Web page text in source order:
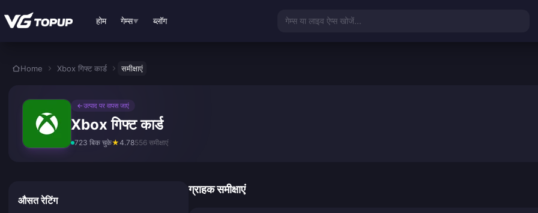
होम गेम्स▼ ब्लॉग गेम्स या लाइव ऐप्स खोजें...
Home Xbox गिफ्ट कार्ड समीक्षाएं
←उत्पाद पर वापस जाएं
Xbox गिफ्ट कार्ड
723 बिक चुके★4.78556 समीक्षाएं
औसत रेटिंग
ग्राहक समीक्षाएं